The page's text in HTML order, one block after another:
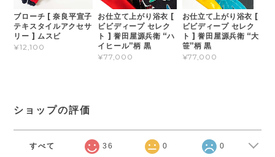
ブローチ [ 奈良平宣子
テキスタイルアクセサ
リー ] ムスビ
¥12,100
お仕立て上がり浴衣 [
ビビディープ セレク
ト ] 誉田屋源兵衛 “ハ
イヒール”柄 黒
¥77,000
お仕立て上がり浴衣 [
ビビディープ セレク
ト ] 誉田屋源兵衛 “大
笹”柄 黒
¥77,000
ショップの評価
すべて 36 0 0